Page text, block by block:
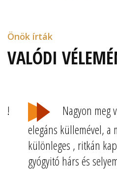
Önök írták
VALÓDI
Nagyon meg
elegáns küllemével, a méz
különleges , ritkán
gyógyitó hárs és